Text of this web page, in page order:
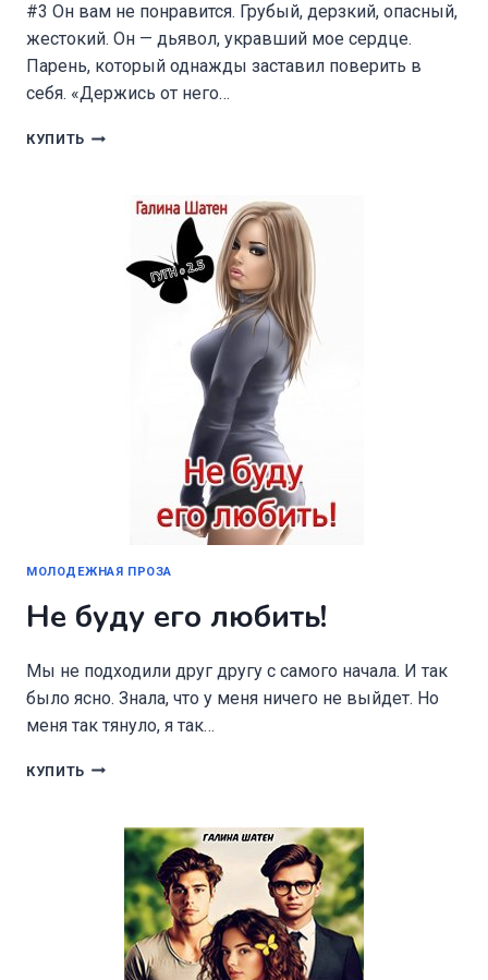
#3 Он вам не понравится. Грубый, дерзкий, опасный,
жестокий. Он — дьявол, укравший мое сердце.
Парень, который однажды заставил поверить в
себя. «Держись от него…
КУПИТЬ ЗЛОДЕИ
МОЛОДЕЖНАЯ ПРОЗА
Не буду его любить!
Мы не подходили друг другу с самого начала. И так
было ясно. Знала, что у меня ничего не выйдет. Но
меня так тянуло, я так…
КУПИТЬ НЕ
ЛЮБИТЬ!